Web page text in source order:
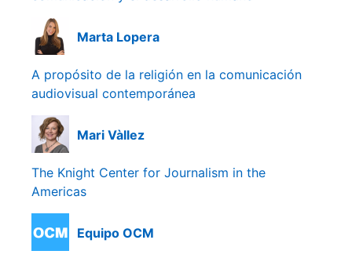
Marta Lopera
A propósito de la religión en la comunicación
audiovisual contemporánea
Mari Vàllez
The Knight Center for Journalism in the
Americas
Equipo OCM